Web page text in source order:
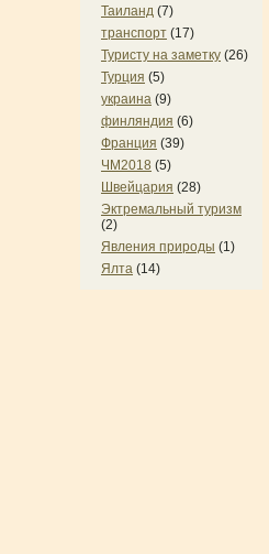
Таиланд (7)
транспорт (17)
Туристу на заметку (26)
Турция (5)
украина (9)
финляндия (6)
Франция (39)
ЧМ2018 (5)
Швейцария (28)
Эктремальный туризм
(2)
Явления природы (1)
Ялта (14)